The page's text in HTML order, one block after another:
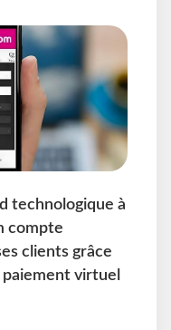
technologique à
compte
clients grâce
virtuel